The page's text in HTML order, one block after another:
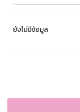
ยังไม่มีข้อมูล